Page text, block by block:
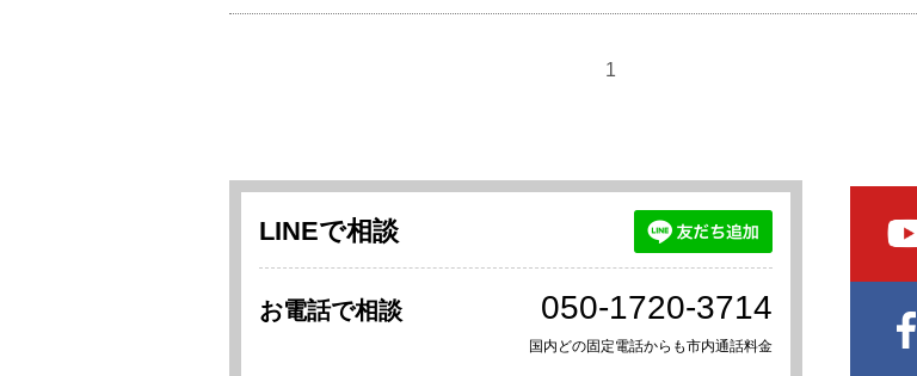
1
LINEで相談
お電話で相談 050-1720-3714
国内どの固定電話からも市内通話料金